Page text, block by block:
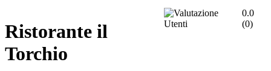
Ristorante il
Torchio
0.0
(0)